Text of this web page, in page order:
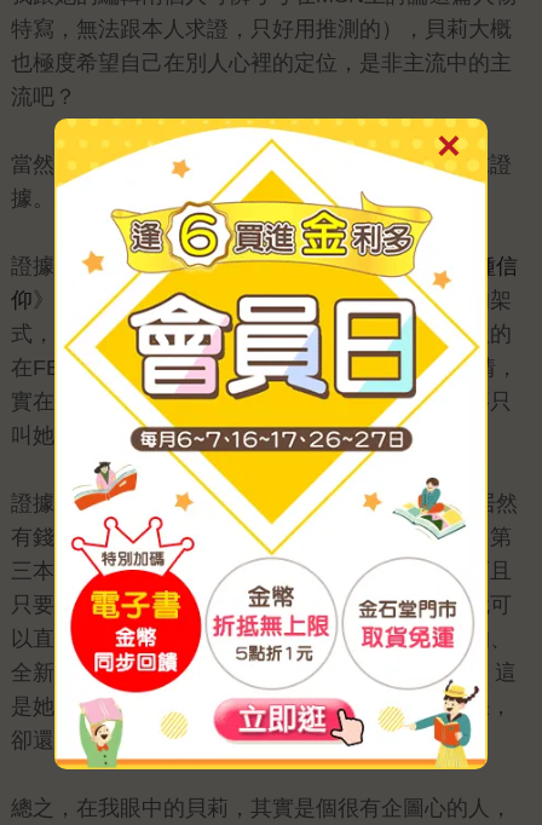
特寫，無法跟本人求證，只好用推測的），貝莉大概
也極度希望自己在別人心裡的定位，是非主流中的主
流吧？
當然，咱們不能因為她人不在就胡亂栽贓，要講求證
據。
證據一： 就像她以《戀愛是種邪教》和《真愛是種信
仰》（皆為圓神）大放異彩，儼然有新愛情天后的架
式，可她卻老嚷嚷著自己不想只寫愛情，還很唱秋的
在FB的介紹上寫「世界這麼大，若老是只談論愛情，
實在是太無聊」，三不五時暗示各路編輯人馬不要只
叫她寫或看兩性的稿子。
證據二： 明明她的兩性書都賣得超好（證據是她居然
有錢到美國去玩兩個禮拜），據我所知，想幫她出第
三本兩性書的出版社應該沒有十家、也有八家，而且
只要集結她在這半年多來在姊妹淘網站的稿子，就可
以直接出書了。可是她偏偏堅持要寫一本非兩性的、
全新的《2018551472946》（時報文化）。她說，這
是她到目前為止最緊張的一本書，可是緊張歸緊張，
卻還是硬著頭皮頂著上啊！
總之，在我眼中的貝莉，其實是個很有企圖心的人，